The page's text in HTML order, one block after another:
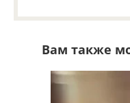
Вам также